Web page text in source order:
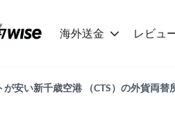
海外送金 レビュ
が安い新千歳空港 （CTS）の外貨両替